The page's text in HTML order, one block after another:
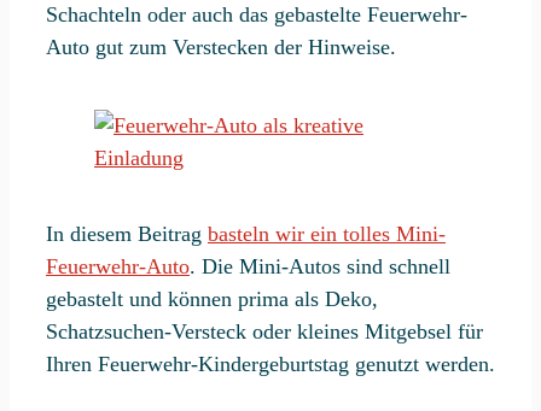
Schachteln oder auch das gebastelte Feuerwehr-
Auto gut zum Verstecken der Hinweise.
In diesem Beitrag basteln wir ein tolles Mini-
Feuerwehr-Auto. Die Mini-Autos sind schnell
gebastelt und können prima als Deko,
Schatzsuchen-Versteck oder kleines Mitgebsel für
Ihren Feuerwehr-Kindergeburtstag genutzt werden.